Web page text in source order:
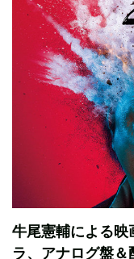
牛尾憲輔による
ラ、アナログ盤＆